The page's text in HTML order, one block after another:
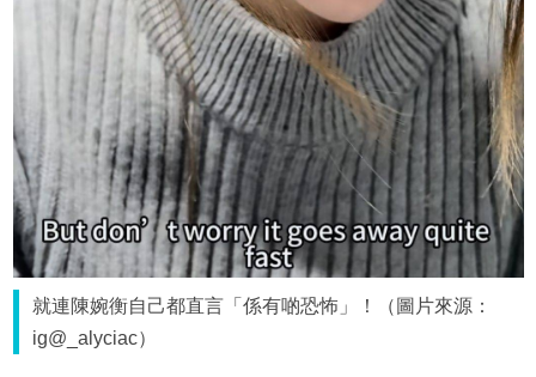
就連陳婉衡自己都直言「係有啲恐怖」！（圖片來源：
ig@_alyciac）